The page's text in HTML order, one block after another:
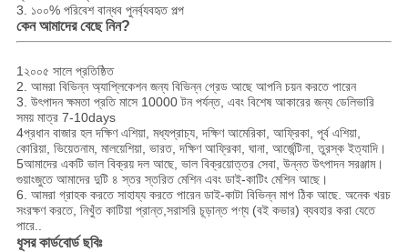
3. ১০০% পরিবেশ বান্ধব পুনর্ব্যবহৃত পল্প
কেন আমাদের বেছে নিন?
1২০০৫ সালে প্রতিষ্ঠিত
2. আমরা বিভিন্ন অ্যাপ্লিকেশন জন্য বিভিন্ন গ্রেড আছে আপনি চয়ন করতে পারেন
3. উৎপাদন ক্ষমতা প্রতি মাসে 10000 টন পর্যন্ত, এবং বিশেষ আকারের জন্য ডেলিভারি
সময় মাত্র 7-10days
4প্রধান বাজার হল দক্ষিণ এশিয়া, মধ্যপ্রাচ্য, দক্ষিণ আমেরিকা, আফ্রিকা, পূর্ব এশিয়া,
কোরিয়া, ভিয়েতনাম, মালয়েশিয়া, ভারত, দক্ষিণ আফ্রিকা, ঘানা, আর্জেন্টিনা, তুরস্ক ইত্যাদি।
5আমাদের একটি ভাল বিক্রয় দল আছে, ভাল বিক্রয়োত্তর সেবা, উন্নত উৎপাদন সরঞ্জাম।
গুয়াংজুতে আমাদের দুটি ৪ স্তর স্তরিত মেশিন এবং ডাই-কাটিং মেশিন আছে।
6. আমরা গ্রাহক করতে সাহায্য করতে পারেন ডাই-কাটা বিভিন্ন মাপ ঠিক আছে. অনেক খরচ
সংরক্ষণ করতে, নিখুঁত কাটিয়া প্রান্ত,সরাসরি চূড়ান্ত পণ্য (বই কভার) ব্যবহার করা যেতে
পারে..
ধূসর কার্ডবোর্ড ছবিঃ